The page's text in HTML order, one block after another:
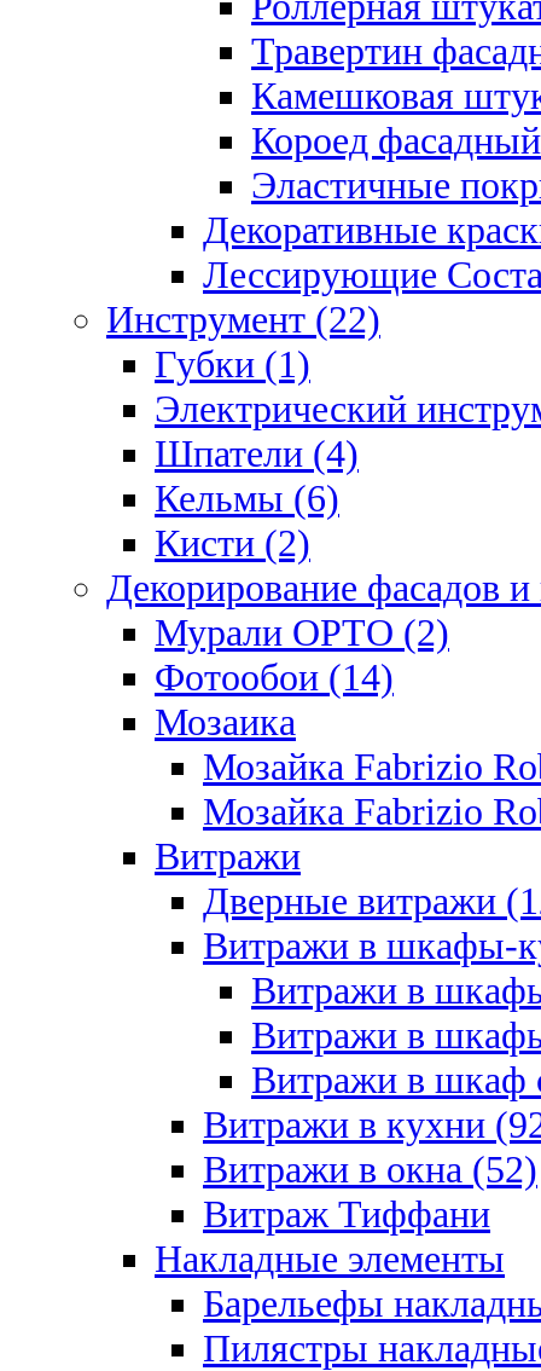
Травертин
Камешковая
Короед
Эластичные
Декоративные
Лессирующие
Инструмент (22)
Губки (1)
Электрический
Шпатели (4)
Кельмы (6)
Кисти (2)
Декорирование фасадов и
Мурали ОРТО (2)
Фотообои (14)
Мозаика
Мозайка Fabrizio
Мозайка Fabrizio
Витражи
Дверные витражи
Витражи в шкафы-
Витражи в
Витражи в
Витражи в шкаф
Витражи в кухни
Витражи в окна (52)
Витраж Тиффани
Накладные элементы
Барельефы
Пилястры